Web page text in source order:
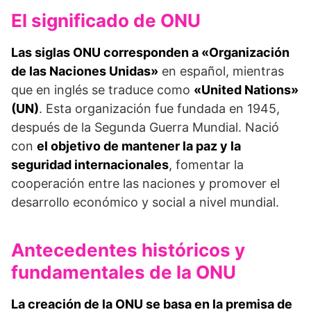
El significado de ONU
Las siglas ONU corresponden a «Organización
de las Naciones Unidas» en español, mientras
que en inglés se traduce como «United Nations»
(UN). Esta organización fue fundada en 1945,
después de la Segunda Guerra Mundial. Nació
con el objetivo de mantener la paz y la
seguridad internacionales, fomentar la
cooperación entre las naciones y promover el
desarrollo económico y social a nivel mundial.
Antecedentes históricos y
fundamentales de la ONU
La creación de la ONU se basa en la premisa de